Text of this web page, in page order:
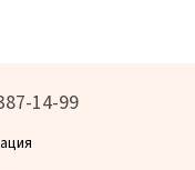
14-99